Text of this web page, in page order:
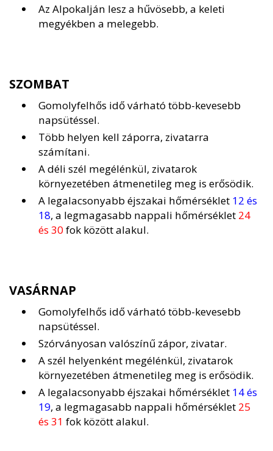
Az Alpokalján lesz a hűvösebb, a keleti
megyékben a melegebb.
SZOMBAT
Gomolyfelhős idő várható több-kevesebb
napsütéssel.
Több helyen kell záporra, zivatarra
számítani.
A déli szél megélénkül, zivatarok
környezetében átmenetileg meg is erősödik.
A legalacsonyabb éjszakai hőmérséklet 12 és
18, a legmagasabb nappali hőmérséklet 24
és 30fok között alakul.
VASÁRNAP
Gomolyfelhős idő várható több-kevesebb
napsütéssel.
Szórványosan valószínű zápor, zivatar.
A szél helyenként megélénkül, zivatarok
környezetében átmenetileg meg is erősödik.
A legalacsonyabb éjszakai hőmérséklet 14 és
19, a legmagasabb nappali hőmérséklet 25
és 31 fok között alakul.